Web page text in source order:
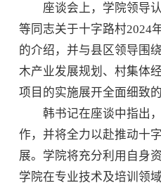
座谈会上，学院领导
等同志关于十字路村2024
的介绍，并与县区领导围
木产业发展规划、村集体
项目的实施展开全面细致
韩书记在座谈中指出
作，并将全力以赴推动十
展。学院将充分利用自身
学院在专业技术及培训领